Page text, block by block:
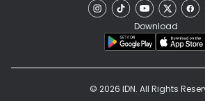
Download
© 2026 IDN. All Rights